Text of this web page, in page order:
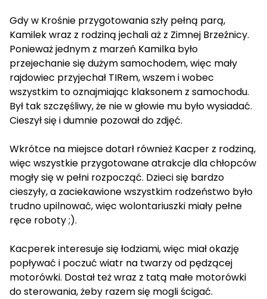
Gdy w Krośnie przygotowania szły pełną parą,
Kamilek wraz z rodziną jechali aż z Zimnej Brzeźnicy.
Ponieważ jednym z marzeń Kamilka było
przejechanie się dużym samochodem, więc mały
rajdowiec przyjechał TIRem, wszem i wobec
wszystkim to oznajmiając klaksonem z samochodu.
Był tak szczęśliwy, że nie w głowie mu było wysiadać.
Cieszył się i dumnie pozował do zdjęć.
Wkrótce na miejsce dotarł również Kacper z rodziną,
więc wszystkie przygotowane atrakcje dla chłopców
mogły się w pełni rozpocząć. Dzieci się bardzo
cieszyły, a zaciekawione wszystkim rodzeństwo było
trudno upilnować, więc wolontariuszki miały pełne
ręce roboty ;).
Kacperek interesuje się łodziami, więc miał okazję
popływać i poczuć wiatr na twarzy od pędzącej
motorówki. Dostał też wraz z tatą małe motorówki
do sterowania, żeby razem się mogli ścigać.